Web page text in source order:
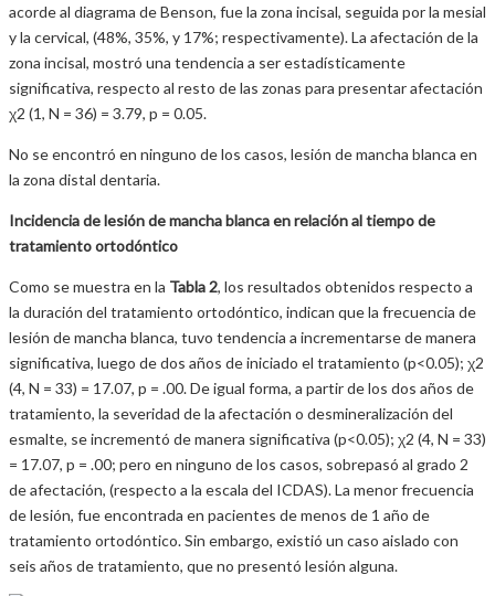
acorde al diagrama de Benson, fue la zona incisal, seguida por la mesial
y la cervical, (48%, 35%, y 17%; respectivamente). La afectación de la
zona incisal, mostró una tendencia a ser estadísticamente
significativa, respecto al resto de las zonas para presentar afectación
χ2 (1, N = 36) = 3.79, p = 0.05.
No se encontró en ninguno de los casos, lesión de mancha blanca en
la zona distal dentaria.
Incidencia de lesión de mancha blanca en relación al tiempo de
tratamiento ortodóntico
Como se muestra en la Tabla 2, los resultados obtenidos respecto a
la duración del tratamiento ortodóntico, indican que la frecuencia de
lesión de mancha blanca, tuvo tendencia a incrementarse de manera
significativa, luego de dos años de iniciado el tratamiento (p<0.05); χ2
(4, N = 33) = 17.07, p = .00. De igual forma, a partir de los dos años de
tratamiento, la severidad de la afectación o desmineralización del
esmalte, se incrementó de manera significativa (p<0.05); χ2 (4, N = 33)
= 17.07, p = .00; pero en ninguno de los casos, sobrepasó al grado 2
de afectación, (respecto a la escala del ICDAS). La menor frecuencia
de lesión, fue encontrada en pacientes de menos de 1 año de
tratamiento ortodóntico. Sin embargo, existió un caso aislado con
seis años de tratamiento, que no presentó lesión alguna.